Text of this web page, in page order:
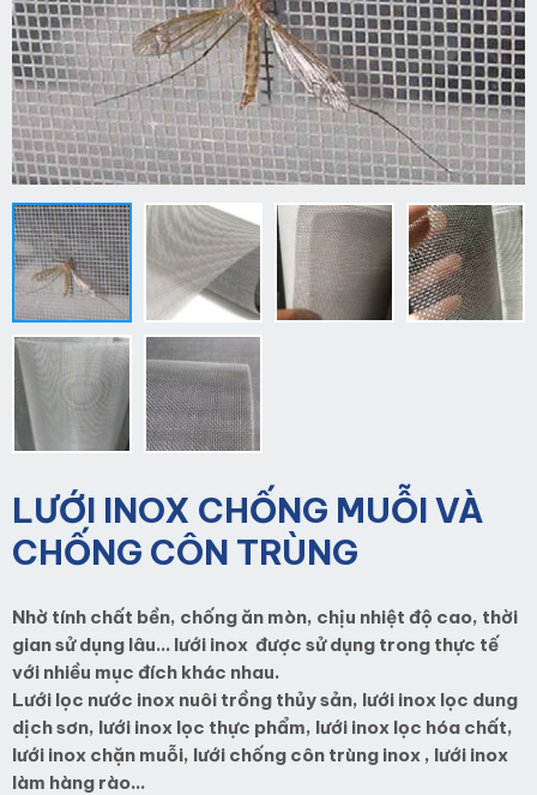
LƯỚI INOX CHỐNG MUỖI VÀ
CHỐNG CÔN TRÙNG
Nhờ tính chất bền, chống ăn mòn, chịu nhiệt độ cao, thời
gian sử dụng lâu… lưới inox được sử dụng trong thực tế
với nhiều mục đích khác nhau.
Lưới lọc nước inox nuôi trồng thủy sản, lưới inox lọc dung
dịch sơn, lưới inox lọc thực phẩm, lưới inox lọc hóa chất,
lưới inox chặn muỗi, lưới chống côn trùng inox , lưới inox
làm hàng rào…